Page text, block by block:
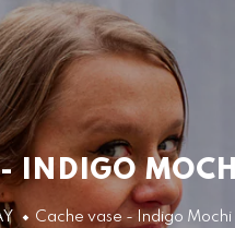
INDIGO MOCHI
Cache vase - Indigo Mochi